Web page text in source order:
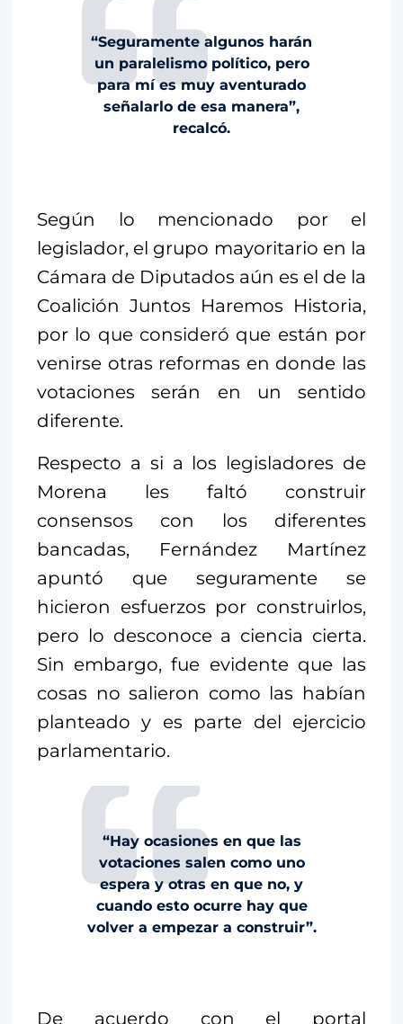
“Seguramente algunos harán
un paralelismo político, pero
para mí es muy aventurado
señalarlo de esa manera”,
recalcó.
Según lo mencionado por el
legislador, el grupo mayoritario en la
Cámara de Diputados aún es el de la
Coalición Juntos Haremos Historia,
por lo que consideró que están por
venirse otras reformas en donde las
votaciones serán en un sentido
diferente.
Respecto a si a los legisladores de
Morena les faltó construir
consensos con los diferentes
bancadas, Fernández Martínez
apuntó que seguramente se
hicieron esfuerzos por construirlos,
pero lo desconoce a ciencia cierta.
Sin embargo, fue evidente que las
cosas no salieron como las habían
planteado y es parte del ejercicio
parlamentario.
“Hay ocasiones en que las
votaciones salen como uno
espera y otras en que no, y
cuando esto ocurre hay que
volver a empezar a construir”.
De acuerdo con el portal